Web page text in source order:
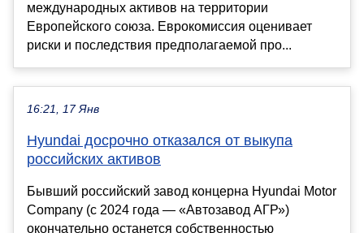
международных активов на территории
Европейского союза. Еврокомиссия оценивает
риски и последствия предполагаемой про...
16:21, 17 Янв
Hyundai досрочно отказался от выкупа
российских активов
Бывший российский завод концерна Hyundai Motor
Company (с 2024 года — «Автозавод АГР»)
окончательно останется собственностью